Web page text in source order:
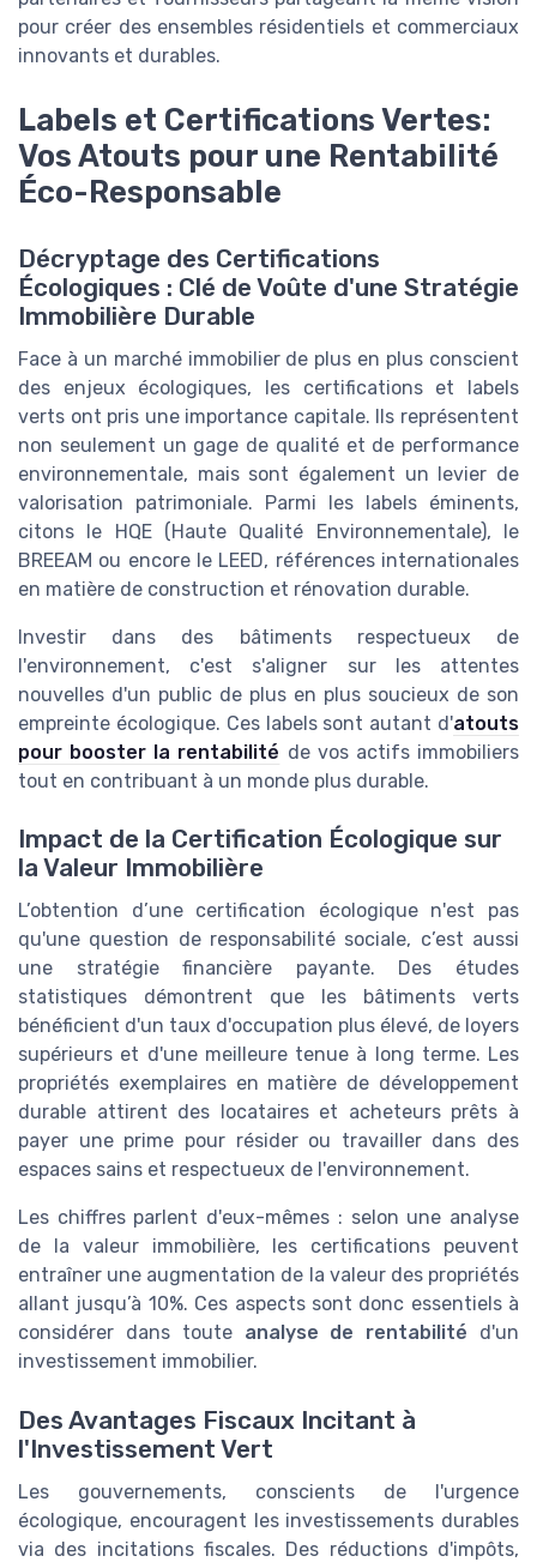
pour créer des ensembles résidentiels et commerciaux
innovants et durables.
Labels et Certifications Vertes:
Vos Atouts pour une Rentabilité
Éco-Responsable
Décryptage des Certifications
Écologiques : Clé de Voûte d'une Stratégie
Immobilière Durable
Face à un marché immobilier de plus en plus conscient
des enjeux écologiques, les certifications et labels
verts ont pris une importance capitale. Ils représentent
non seulement un gage de qualité et de performance
environnementale, mais sont également un levier de
valorisation patrimoniale. Parmi les labels éminents,
citons le HQE (Haute Qualité Environnementale), le
BREEAM ou encore le LEED, références internationales
en matière de construction et rénovation durable.
Investir dans des bâtiments respectueux de
l'environnement, c'est s'aligner sur les attentes
nouvelles d'un public de plus en plus soucieux de son
empreinte écologique. Ces labels sont autant d'atouts
pour booster la rentabilité de vos actifs immobiliers
tout en contribuant à un monde plus durable.
Impact de la Certification Écologique sur
la Valeur Immobilière
L’obtention d’une certification écologique n'est pas
qu'une question de responsabilité sociale, c’est aussi
une stratégie financière payante. Des études
statistiques démontrent que les bâtiments verts
bénéficient d'un taux d'occupation plus élevé, de loyers
supérieurs et d'une meilleure tenue à long terme. Les
propriétés exemplaires en matière de développement
durable attirent des locataires et acheteurs prêts à
payer une prime pour résider ou travailler dans des
espaces sains et respectueux de l'environnement.
Les chiffres parlent d'eux-mêmes : selon une analyse
de la valeur immobilière, les certifications peuvent
entraîner une augmentation de la valeur des propriétés
allant jusqu’à 10%. Ces aspects sont donc essentiels à
considérer dans toute analyse de rentabilité d'un
investissement immobilier.
Des Avantages Fiscaux Incitant à
l'Investissement Vert
Les gouvernements, conscients de l'urgence
écologique, encouragent les investissements durables
via des incitations fiscales. Des réductions d'impôts,